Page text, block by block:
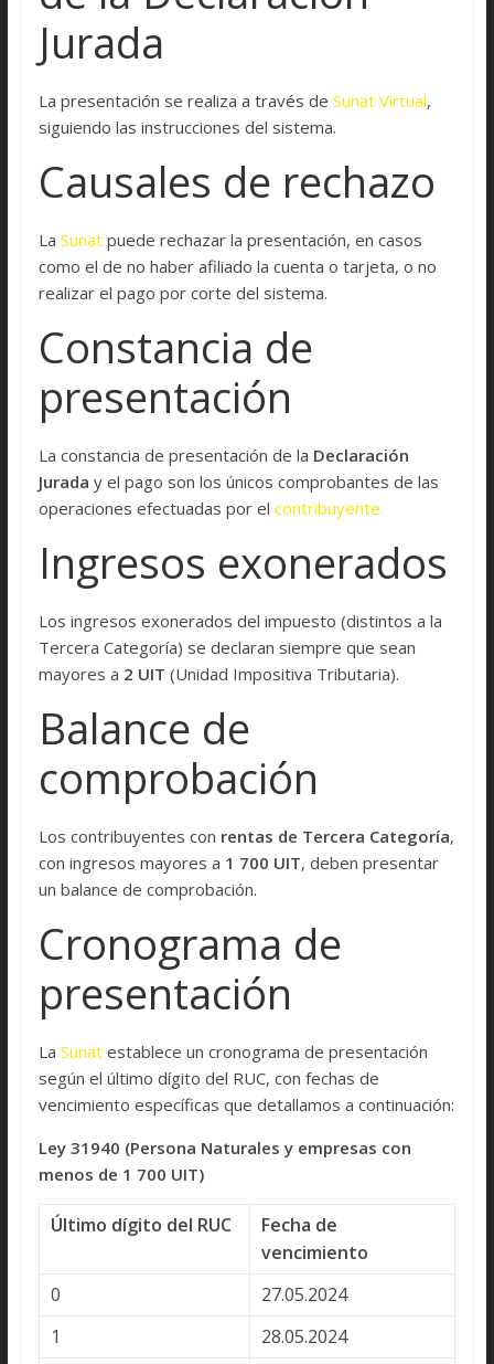
Jurada
La presentación se realiza a través de Sunat Virtual,
siguiendo las instrucciones del sistema.
Causales de rechazo
La Sunatpuede rechazar la presentación, en casos
como el de no haber afiliado la cuenta o tarjeta, o no
realizar el pago por corte del sistema.
Constancia de
presentación
La constancia de presentación de la Declaración
Jurada y el pago son los únicos comprobantes de las
operaciones efectuadas por el contribuyente.
Ingresos exonerados
Los ingresos exonerados del impuesto (distintos a la
Tercera Categoría) se declaran siempre que sean
mayores a 2 UIT (Unidad Impositiva Tributaria).
Balance de
comprobación
Los contribuyentes con rentas de Tercera Categoría,
con ingresos mayores a 1 700 UIT, deben presentar
un balance de comprobación.
Cronograma de
presentación
La Sunatestablece un cronograma de presentación
según el último dígito del RUC, con fechas de
vencimiento específicas que detallamos a continuación:
Ley 31940 (Persona Naturales y empresas con
menos de 1 700 UIT)
Último dígito del RUC
Fecha de
vencimiento
0
27.05.2024
1
28.05.2024